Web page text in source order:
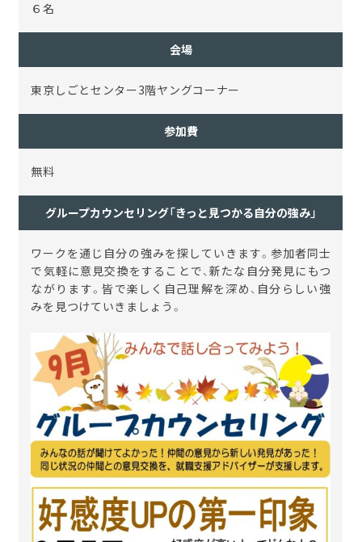
６名
会場
東京しごとセンター3階ヤングコーナー
参加費
無料
グループカウンセリング「きっと見つかる自分の強み」
ワークを通じ自分の強みを探していきます。参加者同士
で気軽に意見交換をすることで、新たな自分発見にもつ
ながります。皆で楽しく自己理解を深め、自分らしい強
みを見つけていきましょう。